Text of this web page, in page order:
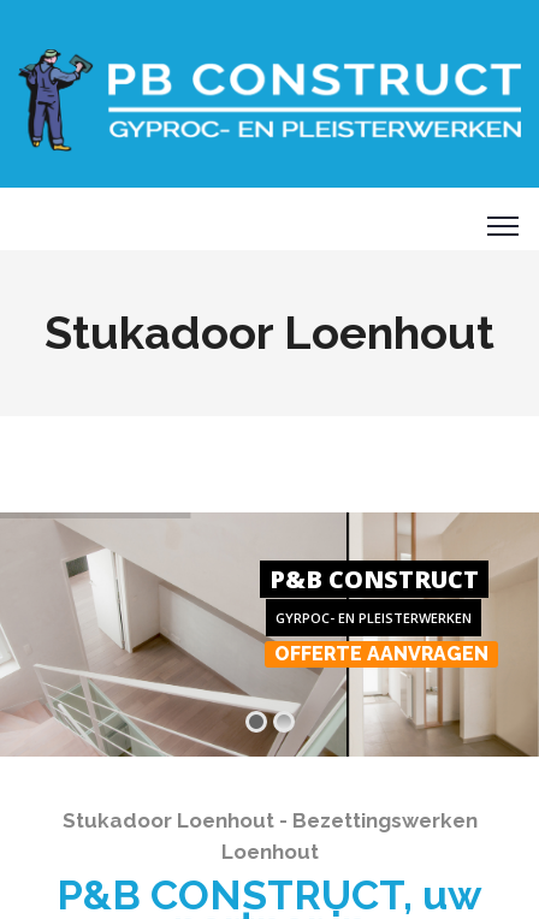
Stukadoor Loenhout
P&B CONSTRUCT
GYRPOC- EN PLEISTERWERKEN
OFFERTE AANVRAGEN
Stukadoor Loenhout - Bezettingswerken
Loenhout
P&B CONSTRUCT, uw